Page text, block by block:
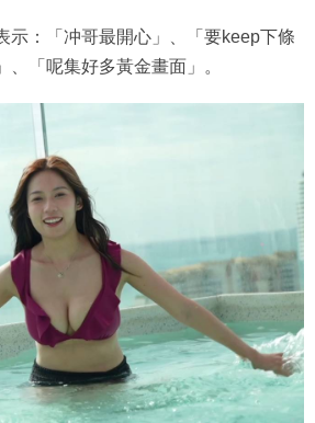
示：「冲哥最開心」、「要keep下條
、「呢集好多黃金畫面」。